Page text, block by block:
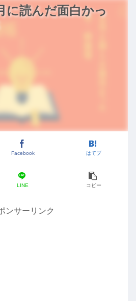
に読んだ面白かっ
Facebook はてブ
LINE コピー
ンサーリンク